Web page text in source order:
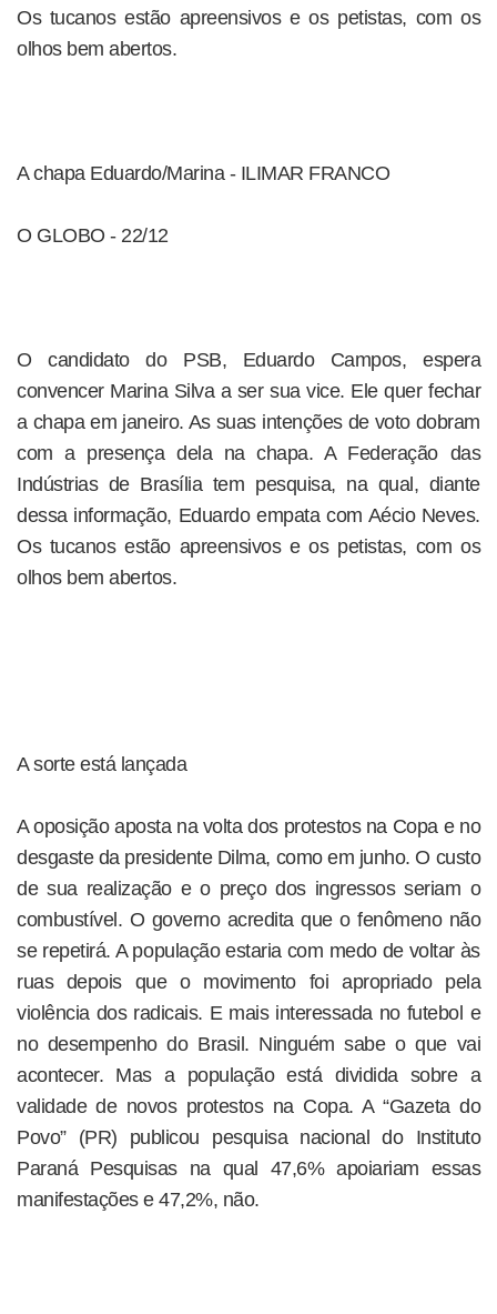
Os tucanos estão apreensivos e os petistas, com os
olhos bem abertos.
A chapa Eduardo/Marina - ILIMAR FRANCO
O GLOBO - 22/12
O candidato do PSB, Eduardo Campos, espera
convencer Marina Silva a ser sua vice. Ele quer fechar
a chapa em janeiro. As suas intenções de voto dobram
com a presença dela na chapa. A Federação das
Indústrias de Brasília tem pesquisa, na qual, diante
dessa informação, Eduardo empata com Aécio Neves.
Os tucanos estão apreensivos e os petistas, com os
olhos bem abertos.
A sorte está lançada
A oposição aposta na volta dos protestos na Copa e no
desgaste da presidente Dilma, como em junho. O custo
de sua realização e o preço dos ingressos seriam o
combustível. O governo acredita que o fenômeno não
se repetirá. A população estaria com medo de voltar às
ruas depois que o movimento foi apropriado pela
violência dos radicais. E mais interessada no futebol e
no desempenho do Brasil. Ninguém sabe o que vai
acontecer. Mas a população está dividida sobre a
validade de novos protestos na Copa. A “Gazeta do
Povo” (PR) publicou pesquisa nacional do Instituto
Paraná Pesquisas na qual 47,6% apoiariam essas
manifestações e 47,2%, não.